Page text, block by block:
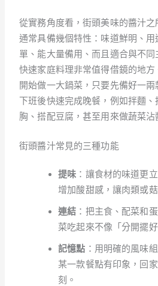
從實務角度看，街頭美味的醬汁
通常具備幾個特性：味道鮮明、
單、能大量備用、而且適合與不
快速家庭料理非常值得借鏡的地
開始做一大鍋菜，只要先備好一
下班後快速完成晚餐，例如拌麵
胸、搭配豆腐，甚至用來做蔬菜沾
街頭醬汁常見的三種功能
提味 ：讓食材的味道更
增加酸甜感，讓肉類或
連結 ：把主食、配菜和
菜吃起來不像「分開擺好
記憶點 ：用明確的風味
某一款餐點有印象，回
刻。